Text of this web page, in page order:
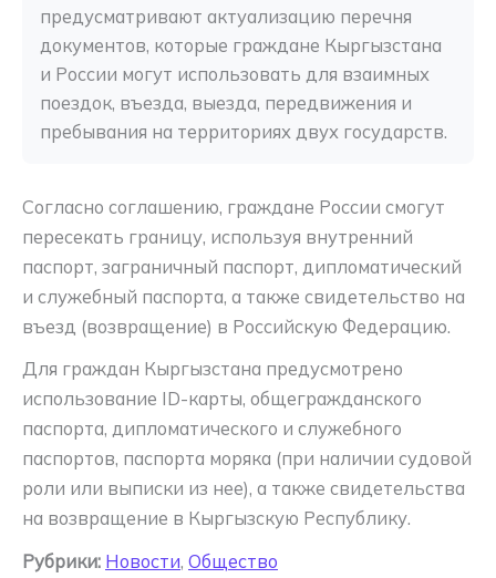
предусматривают актуализацию перечня
документов, которые граждане Кыргызстана
и России могут использовать для взаимных
поездок, въезда, выезда, передвижения и
пребывания на территориях двух государств.
Согласно соглашению, граждане России смогут
пересекать границу, используя внутренний
паспорт, заграничный паспорт, дипломатический
и служебный паспорта, а также свидетельство на
въезд (возвращение) в Российскую Федерацию.
Для граждан Кыргызстана предусмотрено
использование ID-карты, общегражданского
паспорта, дипломатического и служебного
паспортов, паспорта моряка (при наличии судовой
роли или выписки из нее), а также свидетельства
на возвращение в Кыргызскую Республику.
Рубрики: Новости, Общество